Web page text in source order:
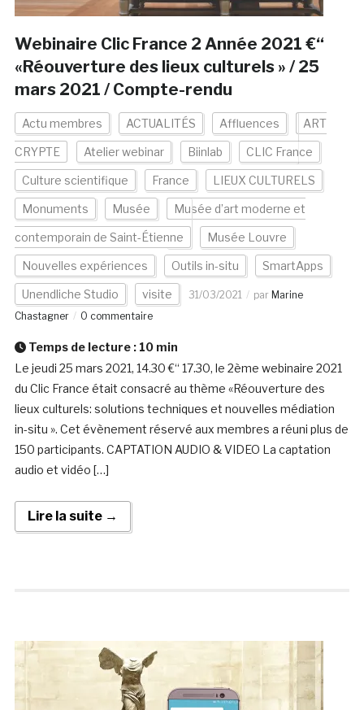
Webinaire Clic France 2 Année 2021 €“
«Réouverture des lieux culturels » / 25
mars 2021 / Compte-rendu
Actu membres ACTUALITÉS Affluences ART
CRYPTE Atelier webinar Biinlab CLIC France
Culture scientifique France LIEUX CULTURELS
Monuments Musée Musée d’art moderne et
contemporain de Saint-Étienne Musée Louvre
Nouvelles expériences Outils in-situ SmartApps
Unendliche Studio visite 31/03/2021 par Marine
Chastagner
0 commentaire
Temps de lecture : 10 min
Le jeudi 25 mars 2021, 14.30 €“ 17.30, le 2ème webinaire 2021
du Clic France était consacré au thème «Réouverture des
lieux culturels: solutions techniques et nouvelles médiation
in-situ ». Cet évènement réservé aux membres a réuni plus de
150 participants. CAPTATION AUDIO & VIDEO La captation
audio et vidéo […]
Lire la suite →